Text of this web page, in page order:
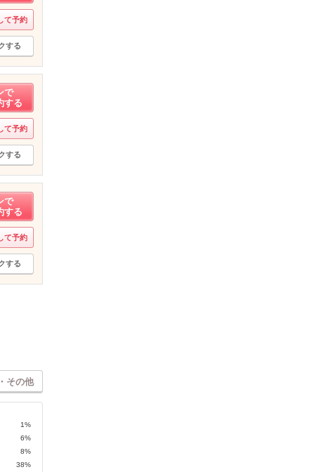
て予約
する
で
する
て予約
する
で
する
て予約
する
その他
1%
6%
8%
38%